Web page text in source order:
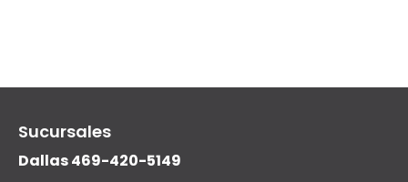
Sucursales
Dallas469-420-5149